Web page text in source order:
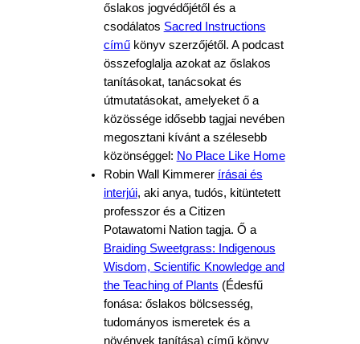
őslakos jogvédőjétől és a
csodálatos Sacred Instructions
címűkönyv szerzőjétől. A podcast
összefoglalja azokat az őslakos
tanításokat, tanácsokat és
útmutatásokat, amelyeket ő a
közössége idősebb tagjai nevében
megosztani kívánt a szélesebb
közönséggel: No Place Like Home
Robin Wall Kimmerer írásai és
interjúi, aki anya, tudós, kitüntetett
professzor és a Citizen
Potawatomi Nation tagja. Ő a
Braiding Sweetgrass: Indigenous
Wisdom, Scientific Knowledge and
the Teaching of Plants (Édesfű
fonása: őslakos bölcsesség,
tudományos ismeretek és a
növények tanítása) című könyv